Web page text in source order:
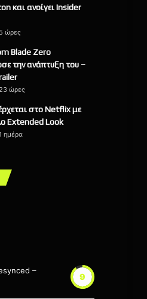
και ανοίγει Insider
ώρες
Blade Zero
την ανάπτυξη του –
ώρες
στο Netflix με
Extended Look
ημέρα
–
9